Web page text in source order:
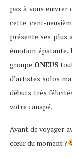
pas à vous enivrer
cette cent-
présente ses plus
émotion épatante.
groupe ONEUS
d’artistes solos
débuts très
votre canapé.
Avant de voyager
cœur du moment ?